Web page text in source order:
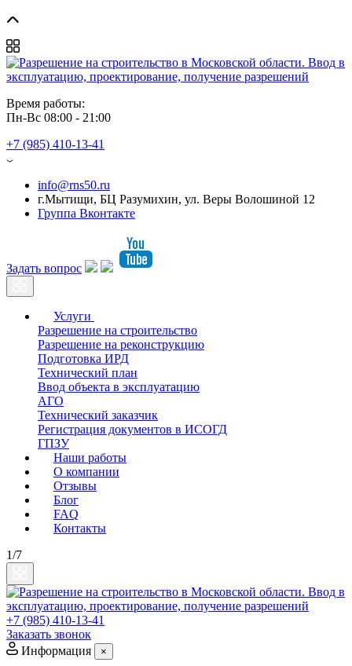
Время работы:
Пн-Вс 08:00 - 21:00
+7 (985) 410-13-41
info@rns50.ru
г.Мытищи, БЦ Разумихин, ул. Веры Волошиной 12
Группа Вконтакте
Задать вопрос
Услуги
Разрешение на строительство
Разрешение на реконструкцию
Подготовка ИРД
Технический план
Ввод объекта в эксплуатацию
АГО
Технический заказчик
Регистрация документов в ИСОГД
ГПЗУ
Наши работы
О компании
Отзывы
Блог
FAQ
Контакты
1/7
+7 (985) 410-13-41
Заказать звонок
Информация
×